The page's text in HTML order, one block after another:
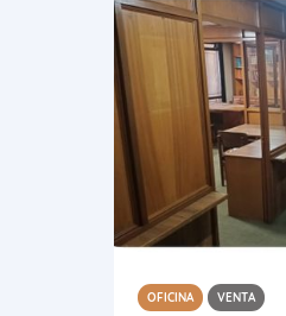
OFICINA VENTA